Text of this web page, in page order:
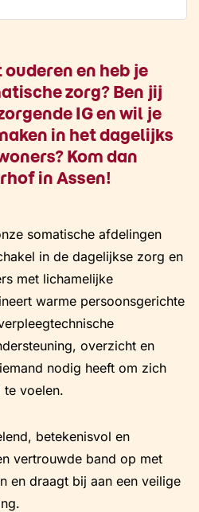
en heb je
zorg? Ben jij
IG en wil je
in het dagelijks
Kom dan
in Assen!
somatische afdelingen
in de dagelijkse zorg en
met lichamelijke
warme persoonsgerichte
overzicht en
nodig heeft om zich
voelen.
betekenisvol en
vertrouwde band op met
en draagt bij aan een veilige